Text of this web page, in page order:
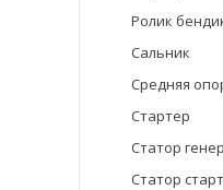
Ролик
Сальник
Средняя
Стартер
Статор
Статор